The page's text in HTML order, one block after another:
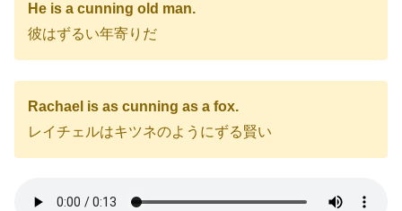
He is a cunning old man.
彼はずるい年寄りだ
Rachael is as cunning as a fox.
レイチェルはキツネのようにずる賢い